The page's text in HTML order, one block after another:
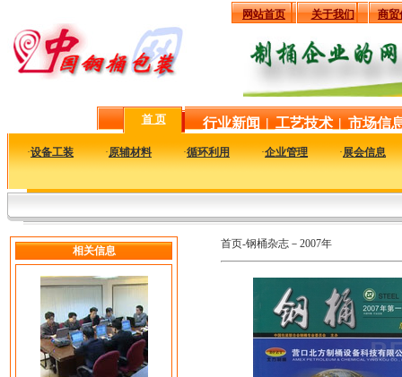
网站首页 关于我们 商贸
首 页 行业新闻 | 工艺技术 | 市场信
·设备工装 ·原辅材料 ·循环利用 ·企业管理 ·展会信息
相关信息
首页-钢桶杂志－2007年